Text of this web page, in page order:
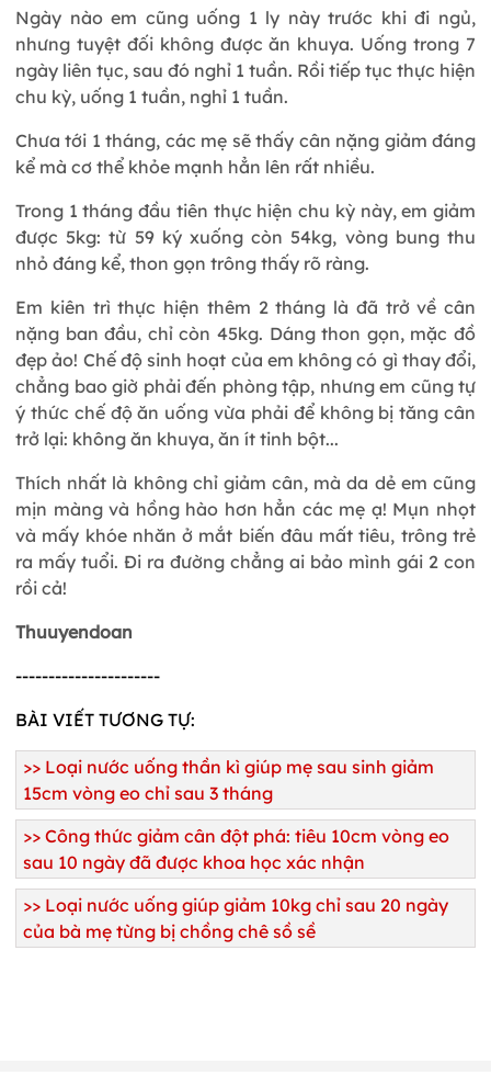
Ngày nào em cũng uống 1 ly này trước khi đi ngủ,
nhưng tuyệt đối không được ăn khuya. Uống trong 7
ngày liên tục, sau đó nghỉ 1 tuần. Rồi tiếp tục thực hiện
chu kỳ, uống 1 tuần, nghỉ 1 tuần.
Chưa tới 1 tháng, các mẹ sẽ thấy cân nặng giảm đáng
kể mà cơ thể khỏe mạnh hẳn lên rất nhiều.
Trong 1 tháng đầu tiên thực hiện chu kỳ này, em giảm
được 5kg: từ 59 ký xuống còn 54kg, vòng bung thu
nhỏ đáng kể, thon gọn trông thấy rõ ràng.
Em kiên trì thực hiện thêm 2 tháng là đã trở về cân
nặng ban đầu, chỉ còn 45kg. Dáng thon gọn, mặc đồ
đẹp ảo! Chế độ sinh hoạt của em không có gì thay đổi,
chẳng bao giờ phải đến phòng tập, nhưng em cũng tự
ý thức chế độ ăn uống vừa phải để không bị tăng cân
trở lại: không ăn khuya, ăn ít tinh bột...
Thích nhất là không chỉ giảm cân, mà da dẻ em cũng
mịn màng và hồng hào hơn hẳn các mẹ ạ! Mụn nhọt
và mấy khóe nhăn ở mắt biến đâu mất tiêu, trông trẻ
ra mấy tuổi. Đi ra đường chẳng ai bảo mình gái 2 con
rồi cả!
Thuuyendoan
----------------------
BÀI VIẾT TƯƠNG TỰ:
>> Loại nước uống thần kì giúp mẹ sau sinh giảm
15cm vòng eo chỉ sau 3 tháng
>> Công thức giảm cân đột phá: tiêu 10cm vòng eo
sau 10 ngày đã được khoa học xác nhận
>> Loại nước uống giúp giảm 10kg chỉ sau 20 ngày
của bà mẹ từng bị chồng chê sồ sề